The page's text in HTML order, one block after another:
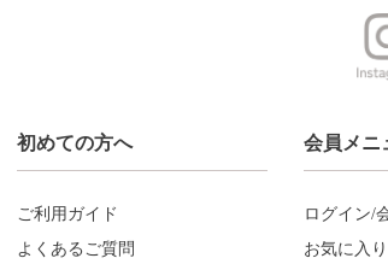
初めての方へ
ご利用ガイド
よくあるご質問
会員メニ
ログイン/
お気に入